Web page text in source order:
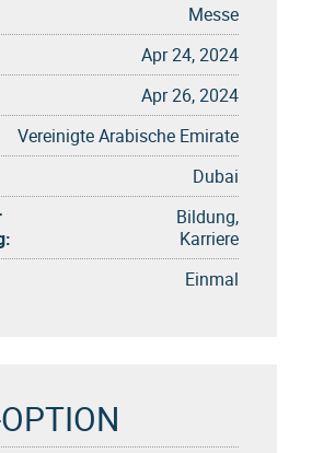
Messe
Apr 24, 2024
Apr 26, 2024
Vereinigte Arabische Emirate
Dubai
Bildung,
Karriere
Einmal